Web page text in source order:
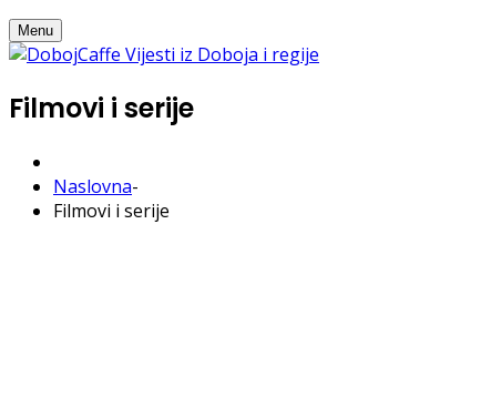
Menu
Filmovi i serije
Naslovna-
Filmovi i serije